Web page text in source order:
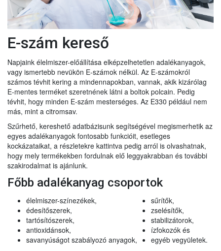
E-szám kereső
Napjaink élelmiszer-előállítása elképzelhetetlen adalékanyagok,
vagy ismertebb nevükön E-számok nélkül. Az E-számokról
számos tévhit kering a mindennapokban, vannak, akik kizárólag
E-mentes terméket szeretnének látni a boltok polcain. Pedig
tévhit, hogy minden E-szám mesterséges. Az E330 például nem
más, mint a citromsav.
Szűrhető, kereshető adatbázisunk segítségével megismerhetik az
egyes adalékanyagok fontosabb funkcióit, esetleges
kockázataikat, a részletekre kattintva pedig arról is olvashatnak,
hogy mely termékekben fordulnak elő leggyakrabban és további
szakirodalmat is ajánlunk.
Főbb adalékanyag csoportok
élelmiszer-színezékek,
édesítőszerek,
tartósítószerek,
antioxidánsok,
savanyúságot szabályozó anyagok,
sűrítők,
zselésítők,
stabilizátorok,
ízfokozók és
egyéb vegyületek.